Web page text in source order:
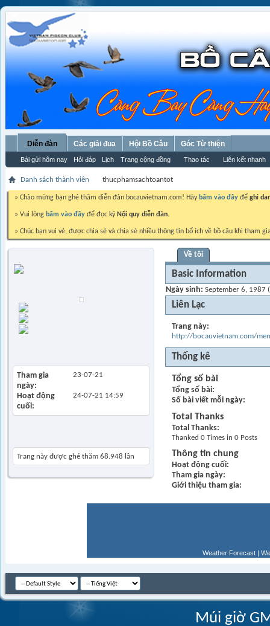
Diễn đàn
Bài gửi hôm nay Hỏi đáp Lịch Trang cộng đồng Thao tác Liên kết nhanh
Các giải đua Hội Bồ Câu Góc Từ thiện
Danh sách thành viên thucphamsachtoantot
» Chào mừng bạn ghé thăm diễn đàn bocauvietnam.com! Hãy bấm vào đây để ghi
» Vui lòng bấm vào đây để đọc kỹ Nội quy diễn đàn.
» Chúc bạn vui vẻ, được chia sẻ và chia sẻ nhiều thông tin bổ ích về bồ câu khi tham
Tham gia
ngày
23-07-21
Hoạt động
cuối
24-07-21 14:59
Trang này được ghé thăm 68.948 lần
Về tôi
Basic Information
Ngày sinh September 6, 1987
Liên Lạc
Trang này
http://bocauvietnam.com/
Thống kê
Tổng số bài
Tổng số bài
Số bài viết mỗi ngày
Total Thanks
Total Thanks
Thanked 0 Times in 0 Posts
Thông tin chung
Hoạt động cuối
Tham gia ngày
Giới thiệu tham gia
Weather Forecast |
Múi giờ